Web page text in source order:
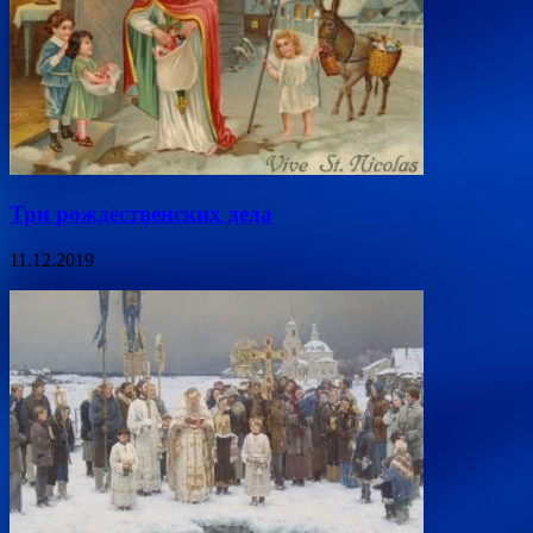
Три рождественских деда
11.12.2019